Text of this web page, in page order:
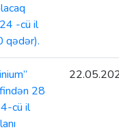
-cü il
qədər).
28
cü il